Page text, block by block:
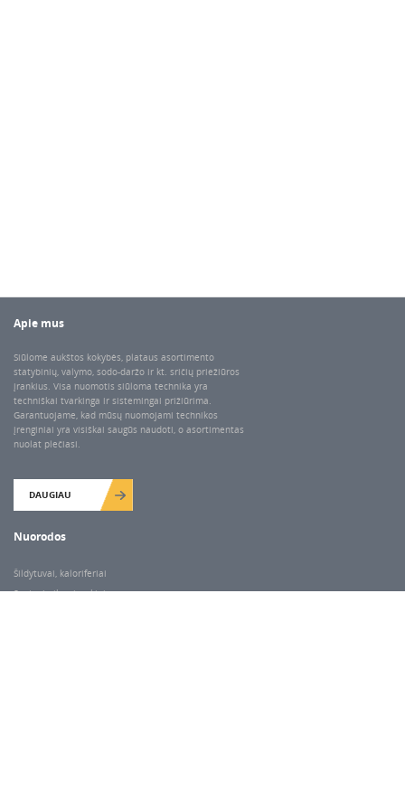
Apie mus
Siūlome aukštos kokybės, plataus asortimento
statybinių, valymo, sodo-daržo ir kt. sričių priežiūros
įrankius. Visa nuomotis siūloma technika yra
techniškai tvarkinga ir sistemingai prižiūrima.
Garantuojame, kad mūsų nuomojami technikos
įrenginiai yra visiškai saugūs naudoti, o asortimentas
nuolat plečiasi.
DAUGIAU
Nuorodos
Šildytuvai, kaloriferiai
Santechnikos įrankiai